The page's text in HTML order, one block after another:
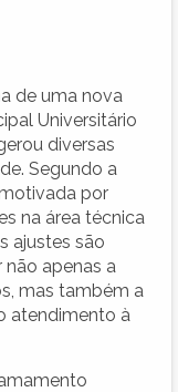
de uma nova
Universitário
diversas
Segundo a
por
na área técnica
ajustes são
apenas a
mas também a
atendimento à